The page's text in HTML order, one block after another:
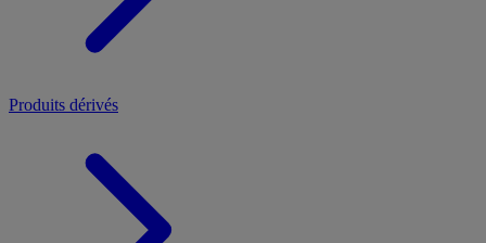
Produits dérivés